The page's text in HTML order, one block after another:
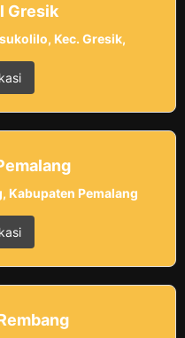
Gresik
Kec. Gresik,
Kabupaten Pemalang